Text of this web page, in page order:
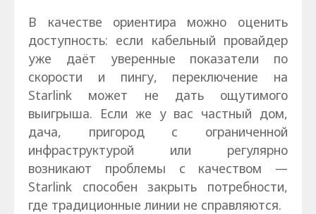
В качестве ориентира можно оценить
доступность: если кабельный провайдер
уже даёт уверенные показатели по
скорости и пингу, переключение на
Starlink может не дать ощутимого
выигрыша. Если же у вас частный дом,
дача, пригород с ограниченной
инфраструктурой или регулярно
возникают проблемы с качеством —
Starlink способен закрыть потребности,
где традиционные линии не справляются.